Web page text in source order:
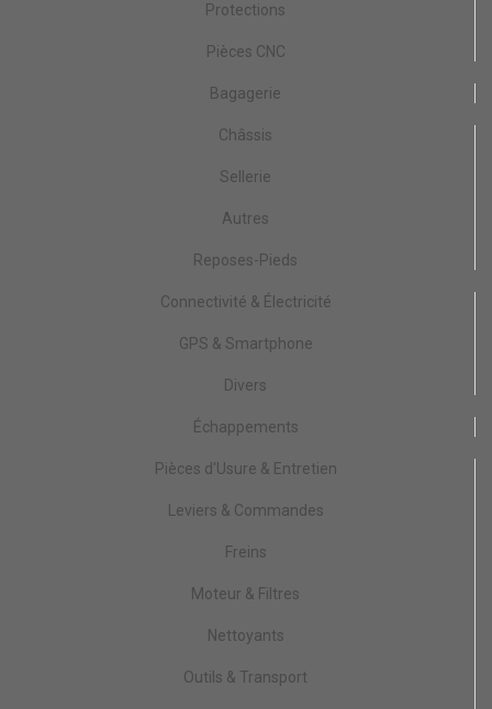
Protections
Pièces CNC
Bagagerie
Châssis
Sellerie
Autres
Reposes-Pieds
Connectivité & Électricité
GPS & Smartphone
Divers
Échappements
Pièces d'Usure & Entretien
Leviers & Commandes
Freins
Moteur & Filtres
Nettoyants
Outils & Transport